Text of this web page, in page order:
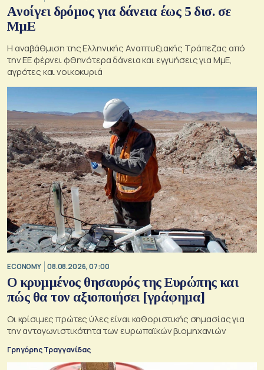
Aνοίγει δρόμος για δάνεια έως 5 δισ. σε
ΜμΕ
Η αναβάθμιση της Ελληνικής Αναπτυξιακής Τράπεζας από
την ΕΕ φέρνει φθηνότερα δάνεια και εγγυήσεις για ΜμΕ,
αγρότες και νοικοκυριά
ECONOMY 08.08.2026, 07:00
Ο κρυμμένος θησαυρός της Ευρώπης και
πώς θα τον αξιοποιήσει [γράφημα]
Οι κρίσιμες πρώτες ύλες είναι καθοριστικής σημασίας για
την ανταγωνιστικότητα των ευρωπαϊκών βιομηχανιών
Γρηγόρης Τραγγανίδας